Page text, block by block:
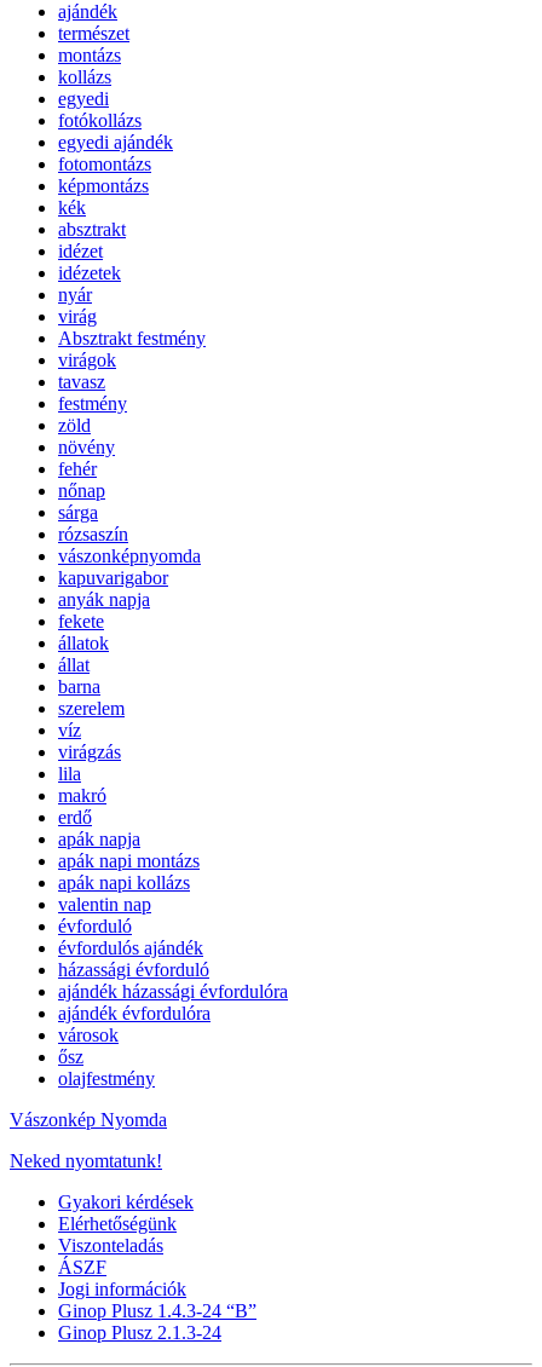
ajándék
természet
montázs
kollázs
egyedi
fotókollázs
egyedi ajándék
fotomontázs
képmontázs
kék
absztrakt
idézet
idézetek
nyár
virág
Absztrakt festmény
virágok
tavasz
festmény
zöld
növény
fehér
nőnap
sárga
rózsaszín
vászonképnyomda
kapuvarigabor
anyák napja
fekete
állatok
állat
barna
szerelem
víz
virágzás
lila
makró
erdő
apák napja
apák napi montázs
apák napi kollázs
valentin nap
évforduló
évfordulós ajándék
házassági évforduló
ajándék házassági évfordulóra
ajándék évfordulóra
városok
ősz
olajfestmény
Vászonkép Nyomda
Neked nyomtatunk!
Gyakori kérdések
Elérhetőségünk
Viszonteladás
ÁSZF
Jogi információk
Ginop Plusz 1.4.3-24 “B”
Ginop Plusz 2.1.3-24